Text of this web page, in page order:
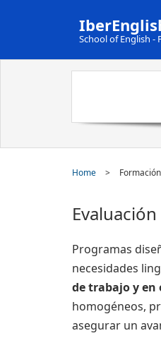
School of English -
Home >
Programas
necesidades
de trabajo y en
homogéneos,
asegurar un